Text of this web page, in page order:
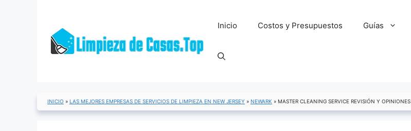
Inicio Costos y Presupuestos Guías
INICIO » LAS MEJORES EMPRESAS DE SERVICIOS DE LIMPIEZA EN NEW JERSEY » NEWARK » MASTER CLEANING SERVICE REVISIÓN Y OPINIONES